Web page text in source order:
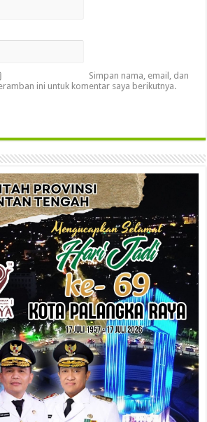
Simpan nama, email, dan
ini untuk komentar saya berikutnya.